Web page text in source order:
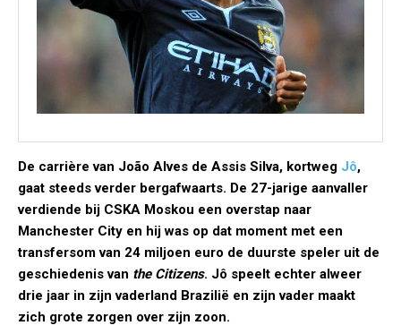
De carrière van João Alves de Assis Silva, kortweg Jô,
gaat steeds verder bergafwaarts. De 27-jarige aanvaller
verdiende bij CSKA Moskou een overstap naar
Manchester City en hij was op dat moment met een
transfersom van 24 miljoen euro de duurste speler uit de
geschiedenis van the Citizens. Jô speelt echter alweer
drie jaar in zijn vaderland Brazilië en zijn vader maakt
zich grote zorgen over zijn zoon.